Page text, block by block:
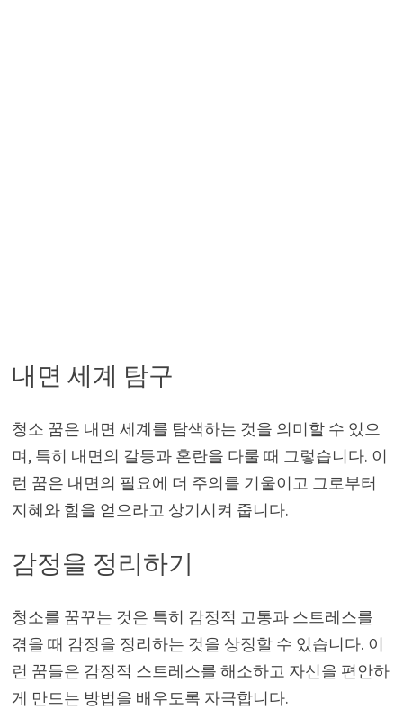
내면 세계 탐구
청소 꿈은 내면 세계를 탐색하는 것을 의미할 수 있으
며, 특히 내면의 갈등과 혼란을 다룰 때 그렇습니다. 이
런 꿈은 내면의 필요에 더 주의를 기울이고 그로부터
지혜와 힘을 얻으라고 상기시켜 줍니다.
감정을 정리하기
청소를 꿈꾸는 것은 특히 감정적 고통과 스트레스를
겪을 때 감정을 정리하는 것을 상징할 수 있습니다. 이
런 꿈들은 감정적 스트레스를 해소하고 자신을 편안하
게 만드는 방법을 배우도록 자극합니다.